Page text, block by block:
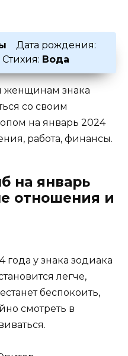
Дата рождения:
Вода
женщинам знака
со своим
на январь 2024
работа, финансы.
на январь
отношения и
года у знака зодиака
легче,
беспокоить,
смотреть в